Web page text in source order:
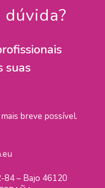
suas
breve possível.
84 – Bajo 46120